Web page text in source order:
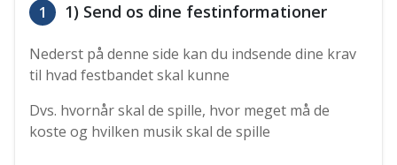
1 1) Send os dine festinformationer
Nederst på denne side kan du indsende dine krav
til hvad festbandet skal kunne
Dvs. hvornår skal de spille, hvor meget må de
koste og hvilken musik skal de spille